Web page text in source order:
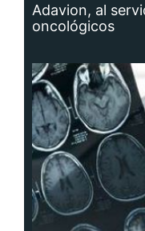
Adavion, al
oncológicos